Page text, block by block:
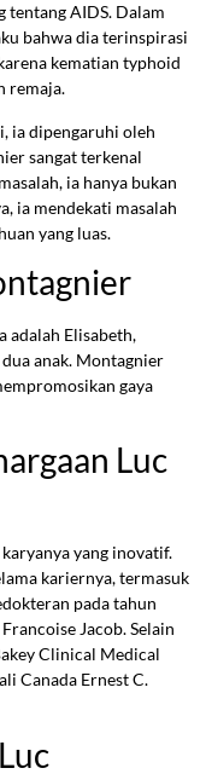
tentang AIDS. Dalam
bahwa dia terinspirasi
kematian typhoid
remaja.
ia dipengaruhi oleh
sangat terkenal
ia hanya bukan
ia mendekati masalah
yang luas.
adalah Elisabeth,
anak. Montagnier
gaya
Luc
yang inovatif.
kariernya, termasuk
pada tahun
Jacob. Selain
Clinical Medical
Canada Ernest C.